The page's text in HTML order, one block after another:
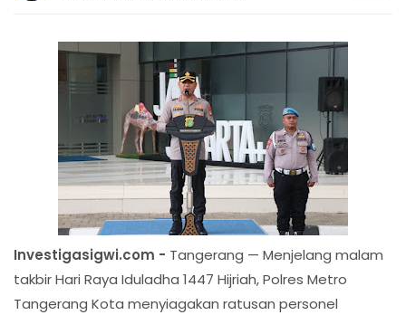
Investigasigwi.com - Tangerang — Menjelang malam
takbir Hari Raya Iduladha 1447 Hijriah, Polres Metro
Tangerang Kota menyiagakan ratusan personel